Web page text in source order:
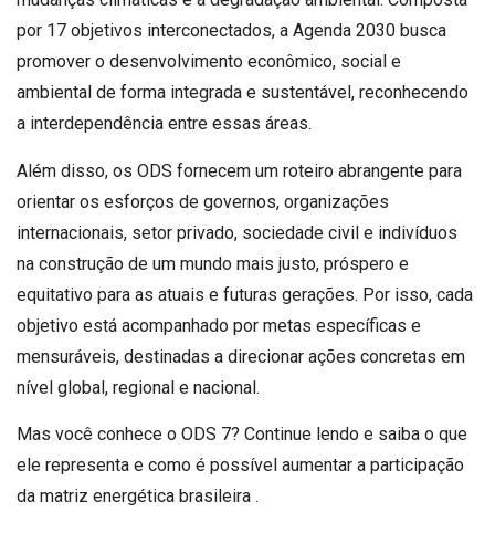
por 17 objetivos interconectados, a Agenda 2030 busca
promover o desenvolvimento econômico, social e
ambiental de forma integrada e sustentável, reconhecendo
a interdependência entre essas áreas.
Além disso, os ODS fornecem um roteiro abrangente para
orientar os esforços de governos, organizações
internacionais, setor privado, sociedade civil e indivíduos
na construção de um mundo mais justo, próspero e
equitativo para as atuais e futuras gerações. Por isso, cada
objetivo está acompanhado por metas específicas e
mensuráveis, destinadas a direcionar ações concretas em
nível global, regional e nacional.
Mas você conhece o ODS 7? Continue lendo e saiba o que
ele representa e como é possível aumentar a participação
da matriz energética brasileira .